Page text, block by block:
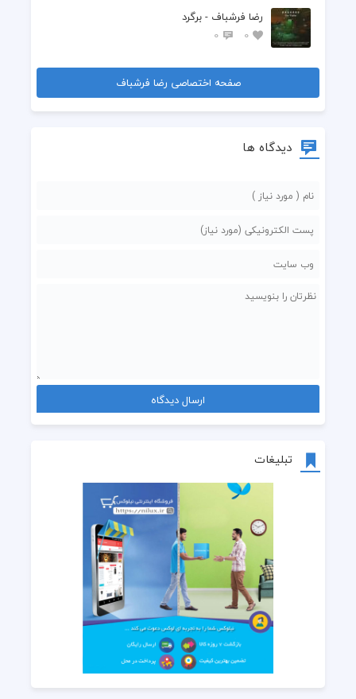
تبلیغات
رضا فرشباف - برگرد
0
0
صفحه اختصاصی رضا فرشباف
دیدگاه ها